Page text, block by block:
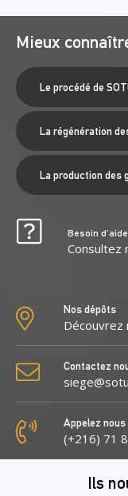
Mieux
Le procédé de
La régénération
La production des
Besoin d’aide
Consultez
Nos dépôts
Découvrez
Contactez
Appelez nous
(+216) 71
Ils